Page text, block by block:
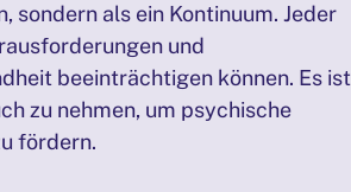
als ein Kontinuum. Jeder
und
beeinträchtigen können. Es ist
zu nehmen, um psychische
fördern.